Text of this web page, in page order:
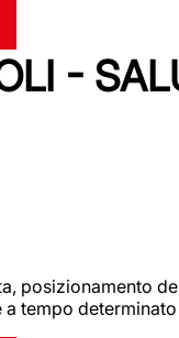
-
posizionamento
tempo